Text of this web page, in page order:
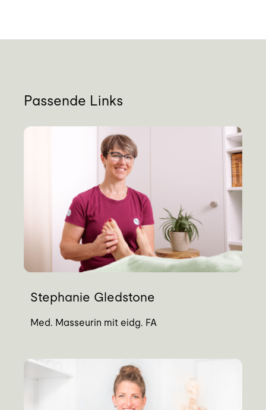
Passende Links
Stephanie Gledstone
Med. Masseurin mit eidg. FA